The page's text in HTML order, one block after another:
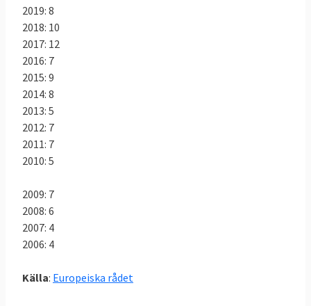
2019: 8
2018: 10
2017: 12
2016: 7
2015: 9
2014: 8
2013: 5
2012: 7
2011: 7
2010: 5
2009: 7
2008: 6
2007: 4
2006: 4
Källa: Europeiska rådet